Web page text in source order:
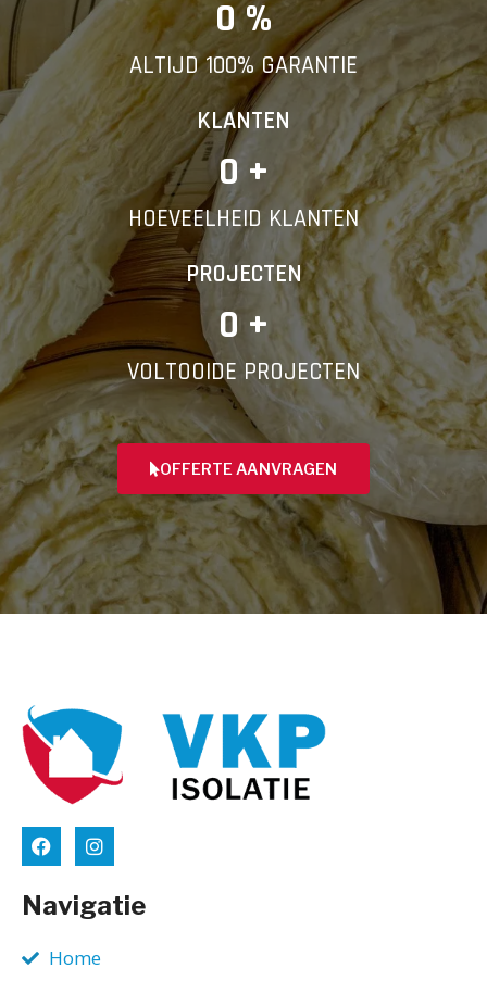
0 %
ALTIJD 100% GARANTIE
KLANTEN
0 +
HOEVEELHEID KLANTEN
PROJECTEN
0 +
VOLTOOIDE PROJECTEN
OFFERTE AANVRAGEN
Navigatie
Home